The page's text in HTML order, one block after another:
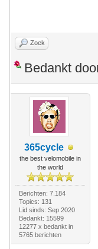
Zoek
Bedankt
365cycle
the best velomobile in
the world
Berichten: 7.184
Topics: 131
Lid sinds: Sep 2020
Bedankt: 15599
12277 x bedankt in
5765 berichten